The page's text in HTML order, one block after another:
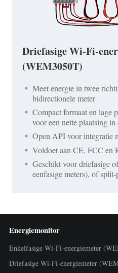
Driefasige Wi-Fi-
(WEM3050T)
Meet energie in twee
bidirectionele meter
Compact formaat en lage
voor een nette plaatsing in
Open API voor integratie
Voldoet aan CE, FCC en
Geschikt voor driefasige
eenfasige meters), of split-
Energiemonitor
Enkelfasige Wi-Fi-energiemeter
Driefasige Wi-Fi-energiemeter